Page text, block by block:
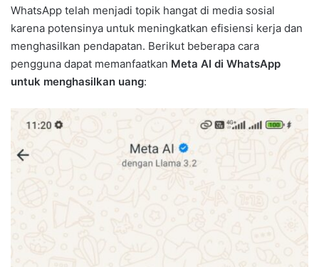
WhatsApp telah menjadi topik hangat di media sosial
karena potensinya untuk meningkatkan efisiensi kerja dan
menghasilkan pendapatan. Berikut beberapa cara
pengguna dapat memanfaatkan Meta AI di WhatsApp
untuk menghasilkan uang: